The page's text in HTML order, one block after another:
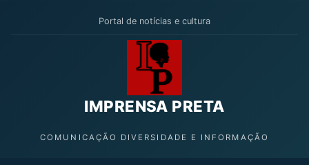
Portal de notícias e cultura
IMPRENSA PRETA
COMUNICAÇÃO DIVERSIDADE E INFORMAÇÃO